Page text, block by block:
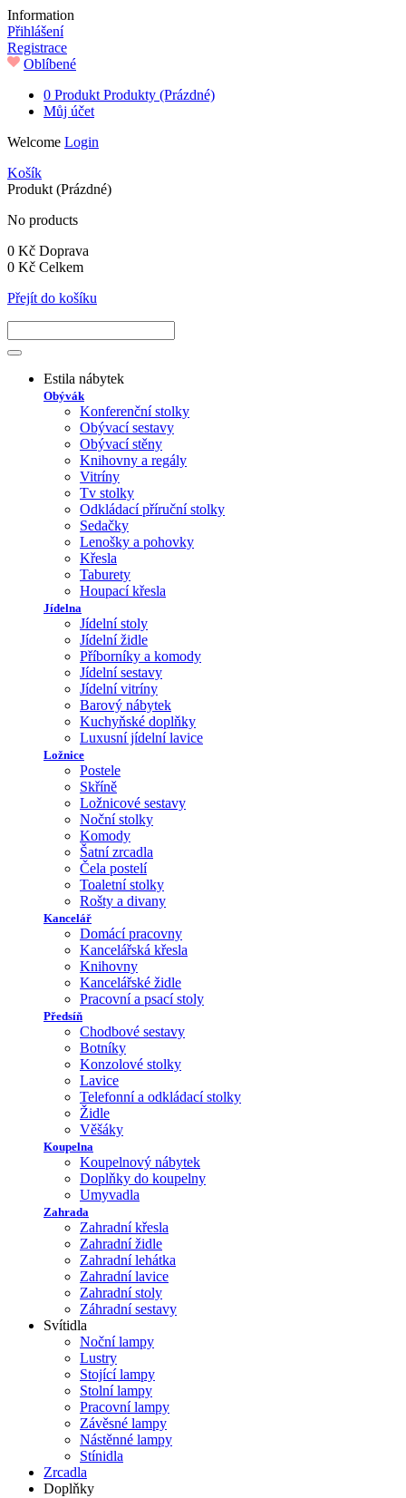
Information
Přihlášení
Registrace
Oblíbené
0 Produkt Produkty (Prázdné)
Můj účet
Welcome Login
Košík
Produkt (Prázdné)
No products
0 Kč Doprava
0 Kč Celkem
Přejít do košíku
Estila nábytek
Obývák
Konferenční stolky
Obývací sestavy
Obývací stěny
Knihovny a regály
Vitríny
Tv stolky
Odkládací příruční stolky
Sedačky
Lenošky a pohovky
Křesla
Taburety
Houpací křesla
Jídelna
Jídelní stoly
Jídelní židle
Příborníky a komody
Jídelní sestavy
Jídelní vitríny
Barový nábytek
Kuchyňské doplňky
Luxusní jídelní lavice
Ložnice
Postele
Skříně
Ložnicové sestavy
Noční stolky
Komody
Šatní zrcadla
Čela postelí
Toaletní stolky
Rošty a divany
Kancelář
Domácí pracovny
Kancelářská křesla
Knihovny
Kancelářské židle
Pracovní a psací stoly
Předsíň
Chodbové sestavy
Botníky
Konzolové stolky
Lavice
Telefonní a odkládací stolky
Židle
Věšáky
Koupelna
Koupelnový nábytek
Doplňky do koupelny
Umyvadla
Zahrada
Zahradní křesla
Zahradní židle
Zahradní lehátka
Zahradní lavice
Zahradní stoly
Záhradní sestavy
Svítidla
Noční lampy
Lustry
Stojící lampy
Stolní lampy
Pracovní lampy
Závěsné lampy
Nástěnné lampy
Stínidla
Zrcadla
Doplňky